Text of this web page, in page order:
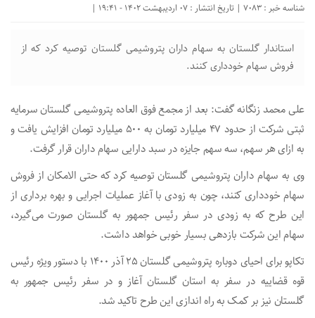
شناسه خبر : 7083 | تاریخ انتشار : 07 اردیبهشت 1402 - 19:41 |
استاندار گلستان به سهام داران پتروشیمی گلستان توصیه کرد که از
فروش سهام خودداری کنند.
علی محمد زنگانه گفت: بعد از مجمع فوق العاده پتروشیمی گلستان سرمایه
ثبتی شرکت از حدود ۴۷ میلیارد تومان به ۵۰۰ میلیارد تومان افزایش یافت و
به ازای هر سهم، سه سهم جایزه در سبد دارایی سهام داران قرار گرفت.
وی به سهام داران پتروشیمی گلستان توصیه کرد که حتی الامکان از فروش
سهام خودداری کنند، چون به زودی با آغاز عملیات اجرایی و بهره برداری از
این طرح که به زودی در سفر رئیس جمهور به گلستان صورت می‌گیرد،
سهام این شرکت بازدهی بسیار خوبی خواهد داشت.
تکاپو برای احیای دوباره پتروشیمی گلستان ۲۵ آذر ۱۴۰۰ با دستور ویژه رئیس
قوه قضاییه در سفر به استان گلستان آغاز و در سفر رئیس جمهور به
گلستان نیز بر کمک به راه اندازی این طرح تاکید شد.